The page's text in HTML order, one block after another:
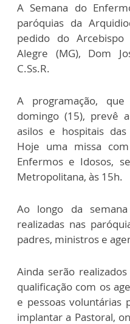
A Semana do
paróquias da
pedido do
Alegre (MG), Dom
C.Ss.R.
A programação,
domingo (15), prevê
asilos e hospitais das
Hoje uma missa
Enfermos e Idosos,
Metropolitana, às 15h.
Ao longo da
realizadas nas
padres, ministros e
Ainda serão
qualificação com os
e pessoas voluntárias
implantar a Pastoral,